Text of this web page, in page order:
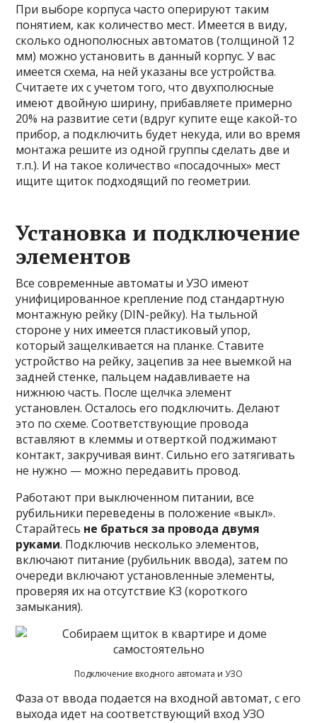
При выборе корпуса часто оперируют таким
понятием, как количество мест. Имеется в виду,
сколько однополюсных автоматов (толщиной 12
мм) можно установить в данный корпус. У вас
имеется схема, на ней указаны все устройства.
Считаете их с учетом того, что двухполюсные
имеют двойную ширину, прибавляете примерно
20% на развитие сети (вдруг купите еще какой-то
прибор, а подключить будет некуда, или во время
монтажа решите из одной группы сделать две и
т.п.). И на такое количество «посадочных» мест
ищите щиток подходящий по геометрии.
Установка и подключение
элементов
Все современные автоматы и УЗО имеют
унифицированное крепление под стандартную
монтажную рейку (DIN-рейку). На тыльной
стороне у них имеется пластиковый упор,
который защелкивается на планке. Ставите
устройство на рейку, зацепив за нее выемкой на
задней стенке, пальцем надавливаете на
нижнюю часть. После щелчка элемент
установлен. Осталось его подключить. Делают
это по схеме. Соответствующие провода
вставляют в клеммы и отверткой поджимают
контакт, закручивая винт. Сильно его затягивать
не нужно — можно передавить провод.
Работают при выключенном питании, все
рубильники переведены в положение «выкл».
Старайтесь не браться за провода двумя
руками. Подключив несколько элементов,
включают питание (рубильник ввода), затем по
очереди включают установленные элементы,
проверяя их на отсутствие КЗ (короткого
замыкания).
Подключение входного автомата и УЗО
Фаза от ввода подается на входной автомат, с его
выхода идет на соответствующий вход УЗО